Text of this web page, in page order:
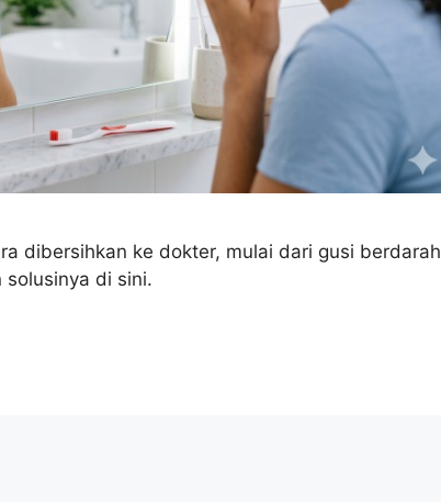
dibersihkan ke dokter, mulai dari gusi berdarah
di sini.